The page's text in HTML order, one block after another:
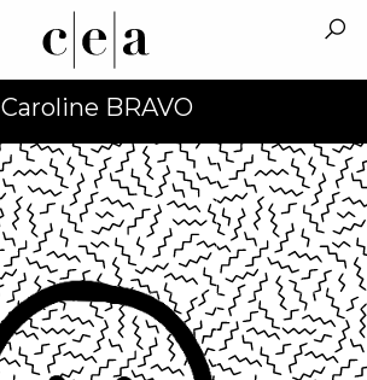
Caroline BRAVO